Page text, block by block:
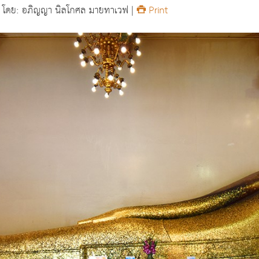
โดย: อภิญญา นิลโกศล มายทาเวฟ | Print